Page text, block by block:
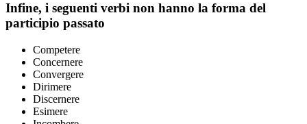
Infine, i seguenti verbi non hanno la forma del
participio passato
Competere
Concernere
Convergere
Dirimere
Discernere
Esimere